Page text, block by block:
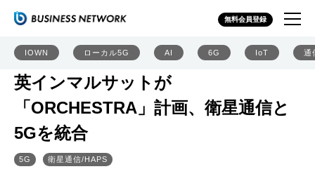
無料会員登録
IOWN ローカル5G AI 6G IoT 通
英インマルサットが
「ORCHESTRA」計画、衛星通信と
5Gを統合
5G 衛星通信/HAPS